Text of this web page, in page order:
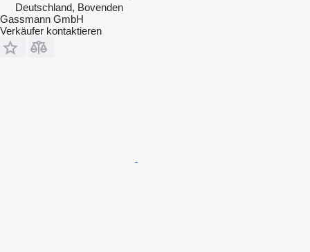
Deutschland, Bovenden
Gassmann GmbH
Verkäufer kontaktieren